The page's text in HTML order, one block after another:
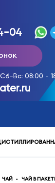
04
Вс: 08:00 -
ЧАЙ ЧАЙ В